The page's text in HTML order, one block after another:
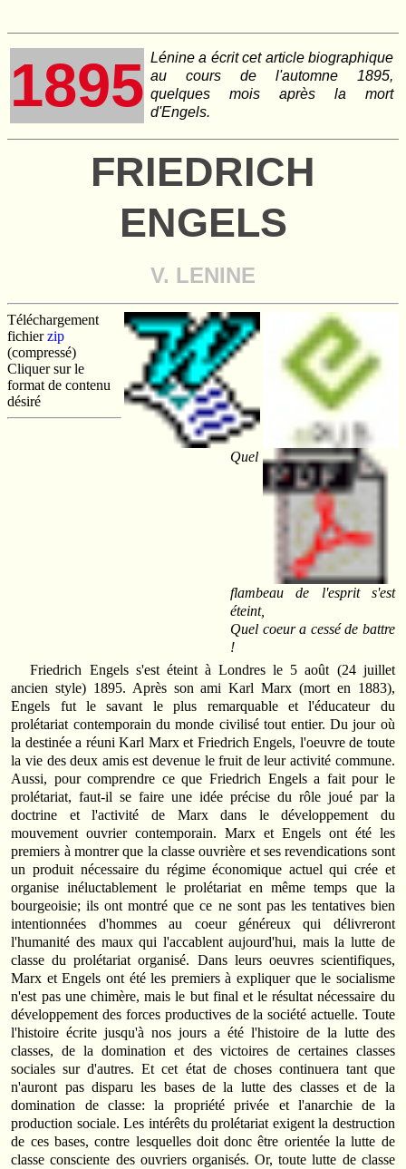
1895 Lénine a écrit cet article biographique
au cours de l'automne 1895,
quelques mois après la mort
d'Engels.
FRIEDRICH
ENGELS
V. LENINE
Téléchargement
fichierzip
(compressé)
Cliquer sur le
format de contenu
désiré
Quel
flambeau de l'esprit s'est
éteint,
Quel coeur a cessé de battre
!
Friedrich Engels s'est éteint à Londres le 5 août (24 juillet
ancien style) 1895. Après son ami Karl Marx (mort en 1883),
Engels fut le savant le plus remarquable et l'éducateur du
prolétariat contemporain du monde civilisé tout entier. Du jour où
la destinée a réuni Karl Marx et Friedrich Engels, l'oeuvre de toute
la vie des deux amis est devenue le fruit de leur activité commune.
Aussi, pour comprendre ce que Friedrich Engels a fait pour le
prolétariat, faut-il se faire une idée précise du rôle joué par la
doctrine et l'activité de Marx dans le développement du
mouvement ouvrier contemporain. Marx et Engels ont été les
premiers à montrer que la classe ouvrière et ses revendications sont
un produit nécessaire du régime économique actuel qui crée et
organise inéluctablement le prolétariat en même temps que la
bourgeoisie; ils ont montré que ce ne sont pas les tentatives bien
intentionnées d'hommes au coeur généreux qui délivreront
l'humanité des maux qui l'accablent aujourd'hui, mais la lutte de
classe du prolétariat organisé. Dans leurs oeuvres scientifiques,
Marx et Engels ont été les premiers à expliquer que le socialisme
n'est pas une chimère, mais le but final et le résultat nécessaire du
développement des forces productives de la société actuelle. Toute
l'histoire écrite jusqu'à nos jours a été l'histoire de la lutte des
classes, de la domination et des victoires de certaines classes
sociales sur d'autres. Et cet état de choses continuera tant que
n'auront pas disparu les bases de la lutte des classes et de la
domination de classe: la propriété privée et l'anarchie de la
production sociale. Les intérêts du prolétariat exigent la destruction
de ces bases, contre lesquelles doit donc être orientée la lutte de
classe consciente des ouvriers organisés. Or, toute lutte de classe